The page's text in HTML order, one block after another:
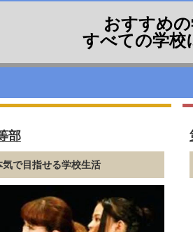
おすすめ
すべての学校
部
で目指せる学校生活